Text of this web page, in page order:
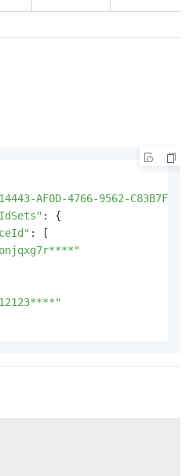
AF0D-4766-9562-
: {
: [